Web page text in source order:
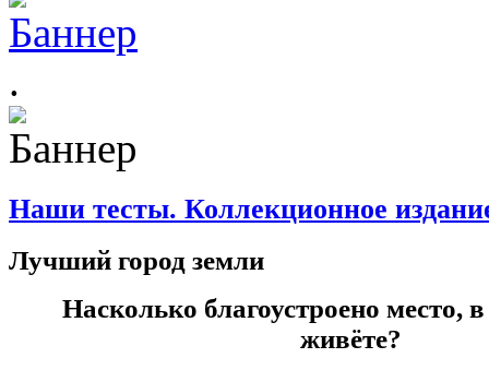
.
Наши тесты. Коллекционное
Лучший город земли
Насколько благоустроено место,
живёте?